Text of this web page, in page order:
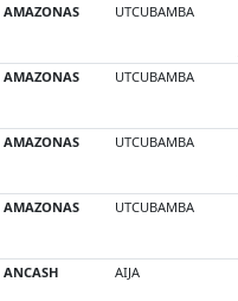
AMAZONAS UTCUBAMBA
AMAZONAS UTCUBAMBA
AMAZONAS UTCUBAMBA
AMAZONAS UTCUBAMBA
ANCASH AIJA